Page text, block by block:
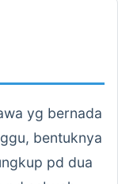
yg bernada
bentuknya
pd dua